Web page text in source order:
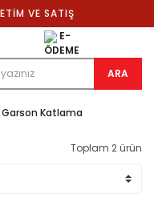
VE SATIŞ
ARA
E-
ÖDEME
Garson Katlama
Toplam 2 ürün